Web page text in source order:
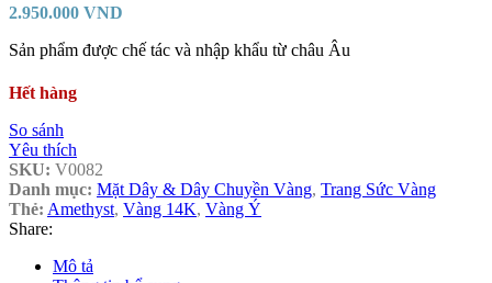
2.950.000 VND
Sản phẩm được chế tác và nhập khẩu từ châu Âu
Hết hàng
So sánh
Yêu thích
SKU: V0082
Danh mục: Mặt Dây & Dây Chuyền Vàng, Trang Sức Vàng
Thẻ: Amethyst, Vàng 14K, Vàng Ý
Share:
Mô tả